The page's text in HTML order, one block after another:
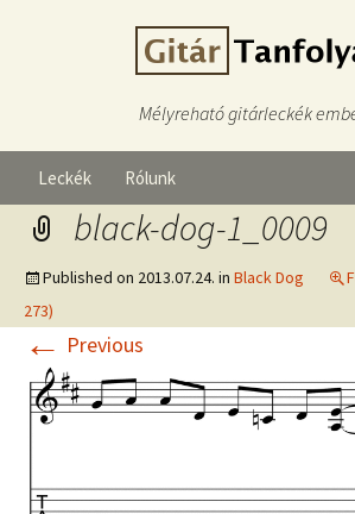
Mélyreható gitárleckék
Leckék Rólunk
black-dog-1_0009
Published on 2013.07.24. in Black Dog
273)
← Previous